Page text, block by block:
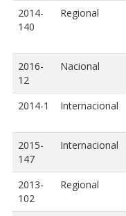
2014-
140
Regional
2016-
12
Nacional
2014-1 Internacional
2015-
147
Internacional
2013-
102
Regional